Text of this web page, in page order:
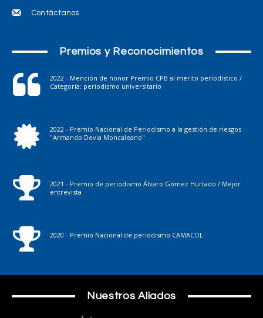
Contáctanos
Premios y Reconocimientos
2022 - Mención de honor Premio CPB al mérito periodístico /
Categoría: periodismo universitario
2022 - Premio Nacional de Periodismo a la gestión de riesgos
"Armando Devia Moncaleano"
2021 - Premio de periodismo Álvaro Gómez Hurtado / Mejor
entrevista
2020 - Premio Nacional de periodismo CAMACOL
Nuestros Aliados